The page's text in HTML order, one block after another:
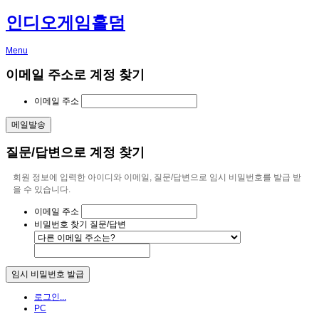
인디오게임홀덤
Menu
이메일 주소로 계정 찾기
이메일 주소
질문/답변으로 계정 찾기
회원 정보에 입력한 아이디와 이메일, 질문/답변으로 임시 비밀번호를 발급 받
을 수 있습니다.
이메일 주소
비밀번호 찾기 질문/답변
로그인...
PC